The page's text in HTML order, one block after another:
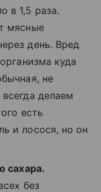
в 1,5 раза.
мясные
день. Вред
куда
не
делаем
есть
и лосося, но он
сахара.
без